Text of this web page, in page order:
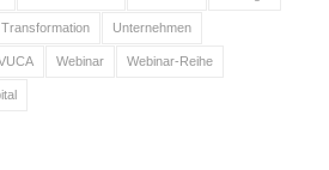
Transformation Unternehmen
Webinar Webinar-Reihe